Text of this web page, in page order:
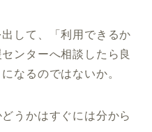
して、「利用できるか
ンターへ相談したら良
なるのではないか。
うかはすぐには分から